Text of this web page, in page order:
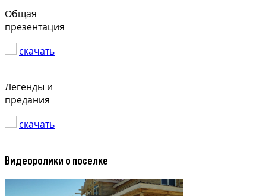
Общая
презентация
скачать
Легенды и
предания
скачать
Видеоролики о поселке